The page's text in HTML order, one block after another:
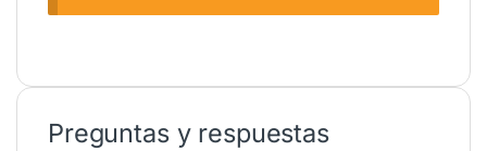
Preguntas y respuestas